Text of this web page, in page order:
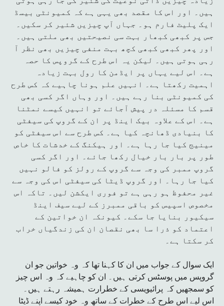
ہیں۔ اور اس کا مقصد بھی یہی ہے کہ کمیونٹی بیسڈ
ایک پلیٹ فارم ہو۔ جہاں آپ چیزیں شئیر کر سکیں۔
جس پر کبھی کبھار بہت سی نصیحتیں بھی ملتی ہیں۔
اور پھر کبھی کبھی کچھ بہت منفی چیزیں بھی نظر آ
رہی ہوتی ہیں۔ لیکن یہ اس طرح کے گروپس کا حصہ
ہے۔ اس لیے یہاں پر ایڈمن کا رول بہت زیادہ
اہمیت رکھتا ہے۔ انہیں علم ہونا چاہیے کہ کس طرح
کی کمیونٹی بنا رہے ہیں۔ اور وہاں اگر کسی بھی
قسم کا مسئلہ در پیش آجائے تو انہیں کیسے نمٹنا
ہے۔ اس کے علاوہ بیک اینڈ پر ان کے گروپ کی سیفٹی
کا بنیادی ڈھانچہ کیا ہے۔ کس طرح سے اس سیفٹی کو
مینیج کیا جا رہا ہے۔ اور ہیکنگ کے خدشات کا خاص
طور پر بار بار خیال رکھا جائے۔ اور اگر کسی
گروپ ممبر کی وجہ سے گروپ کے رولز کو فالو نہیں
کیا جا رہا۔ اور گروپ ڈیٹا کی سیفٹی اس کی وجہ سے
غیر محفوظ ہو رہی ہے تو فوری ایکشن لیں۔ تاکہ اس
مخصوص اسپیس کو باقی ممبرز کے لیے سیف اینڈ
سیکیور بنایا جا سکے۔ کیونکہ ان خواتین کے
اعتماد کو ذرا سا بھی نقصان ان کی زندگیاں خراب
کر سکتا ہے۔
ایک سوال کے جواب میں ان کا کہنا تھا کہ وہ خواتین جو ان
گروپس میں پوسٹس کرتی ہیں۔ ان کو چاہیے کہ وہ اس چیز
کو سمجھیں کہ پرائیویسی کے خطرارت ہمیشہ رہتے ہیں۔
اس لیے اس طرح کے خطرات کے ساتھ وہ خود کیسے اپنے ڈیٹا